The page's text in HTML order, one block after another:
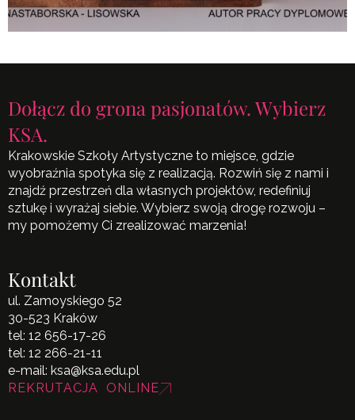
Dołącz do grona pasjonatów. Wybierz
KSA.
Krakowskie Szkoły Artystyczne to miejsce, gdzie
wyobraźnia spotyka się z realizacją. Rozwiń się z nami i
znajdź przestrzeń dla własnych projektów, redefiniuj
sztukę i wyrażaj siebie. Wybierz swoją drogę rozwoju –
my pomożemy Ci zrealizować marzenia!
Kontakt
ul. Zamoyskiego 52
30-523 Kraków
tel: 12 656-17-26
tel: 12 266-21-11
e-mail: ksa@ksa.edu.pl
REKRUTACJA ONLINE